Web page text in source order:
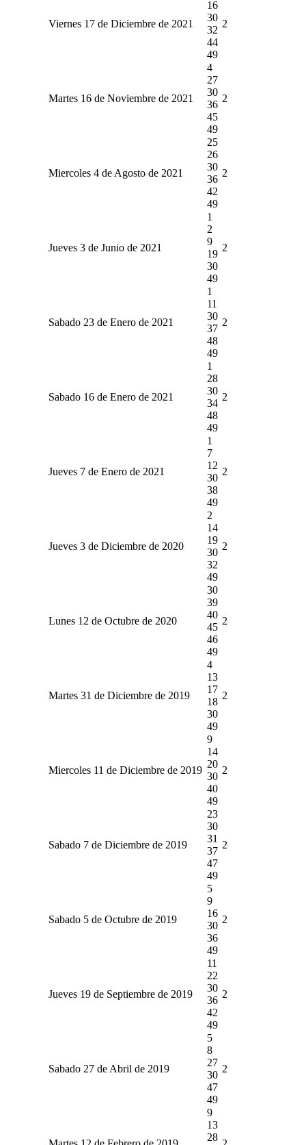
Viernes 17 de Diciembre de 2021
16
30
32
44
49
2
Martes 16 de Noviembre de 2021
4
27
30
36
45
49
2
Miercoles 4 de Agosto de 2021
25
26
30
36
42
49
2
Jueves 3 de Junio de 2021
1
2
9
19
30
49
2
Sabado 23 de Enero de 2021
1
11
30
37
48
49
2
Sabado 16 de Enero de 2021
1
28
30
34
48
49
2
Jueves 7 de Enero de 2021
1
7
12
30
38
49
2
Jueves 3 de Diciembre de 2020
2
14
19
30
32
49
2
Lunes 12 de Octubre de 2020
30
39
40
45
46
49
2
Martes 31 de Diciembre de 2019
4
13
17
18
30
49
2
Miercoles 11 de Diciembre de 2019
9
14
20
30
40
49
2
Sabado 7 de Diciembre de 2019
23
30
31
37
47
49
2
Sabado 5 de Octubre de 2019
5
9
16
30
36
49
2
Jueves 19 de Septiembre de 2019
11
22
30
36
42
49
2
Sabado 27 de Abril de 2019
5
8
27
30
47
49
2
9
13
28